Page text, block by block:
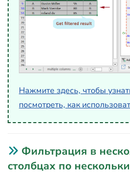
Нажмите здесь, чтобы
посмотреть, как
Фильтрация в
столбцах по